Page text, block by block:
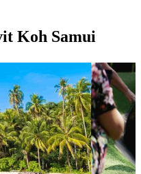
Koh Samui